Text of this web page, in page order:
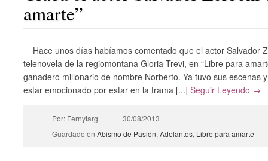
amarte”
Hace unos días habíamos comentado que el actor Salvador
telenovela de la regiomontana Gloria Trevi, en “Libre para
ganadero millonario de nombre Norberto. Ya tuvo sus escenas
estar emocionado por estar en la trama [...]Seguir Leyendo →
Por: Fernytarg
30/08/2013
Guardado en Abismo de Pasión, Adelantos, Libre para amarte